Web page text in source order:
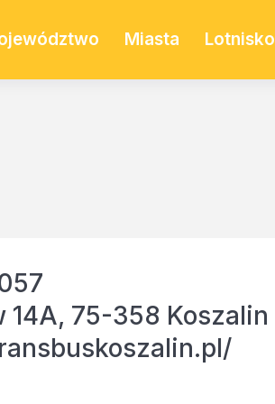
Miasta Lotnisko
14A, 75-358 Koszalin